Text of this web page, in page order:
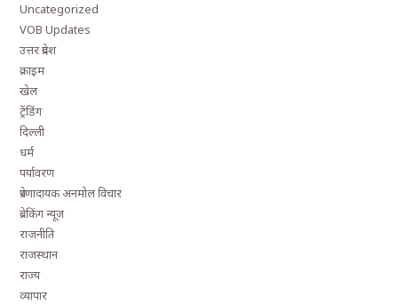
Uncategorized
VOB Updates
उत्तर प्रदेश
क्राइम
खेल
ट्रेंडिंग
दिल्ली
धर्म
पर्यावरण
प्रेरणादायक अनमोल विचार
ब्रेकिंग न्यूज़
राजनीति
राजस्थान
राज्य
व्यापार